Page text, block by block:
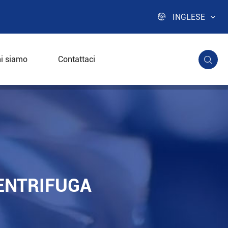
 INGLESE
siamo Contattaci 